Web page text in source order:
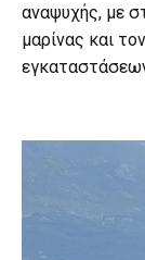
αναψυχής, με
μαρίνας και